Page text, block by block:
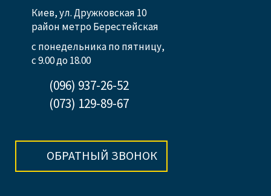
Киев, ул. Дружковская 10
район метро Берестейская
с понедельника по пятницу,
с 9.00 до 18.00
(096) 937-26-52
(073) 129-89-67
ОБРАТНЫЙ ЗВОНОК